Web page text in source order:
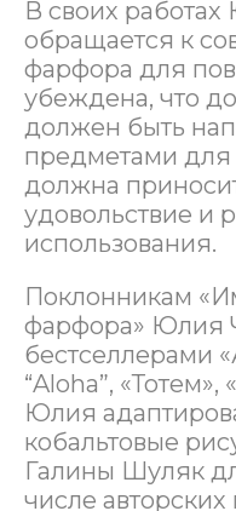
В своих
обращается к
фарфора для
убеждена, что
должен быть
предметами для
должна
удовольствие и
использования.
Поклонникам
фарфора» Юлия
бестселлерами
“Aloha”,
Юлия
кобальтовые
Галины Шуляк
числе